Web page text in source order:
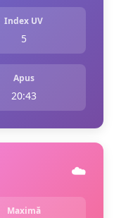
Index UV
5
Apus
20:43
☁️
Maximă